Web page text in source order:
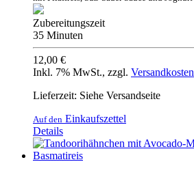
Zubereitungszeit
35 Minuten
12,00 €
Inkl. 7% MwSt., zzgl. Versandkosten
Lieferzeit: Siehe Versandseite
Auf den Einkaufszettel
Details